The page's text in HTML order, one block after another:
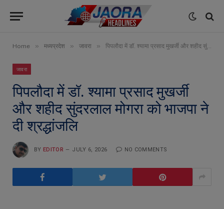
Home » मध्यप्रदेश » जावरा » पिपलौदा में डॉ. श्यामा प्रसाद मुखर्जी और शहीद सुंदरलाल मोगरा को भाजपा ने दी श्रद्धांजलि
जावरा
पिपलौदा में डॉ. श्यामा प्रसाद मुखर्जी
और शहीद सुंदरलाल मोगरा को भाजपा ने
दी श्रद्धांजलि
BY EDITOR JULY 6, 2026 NO COMMENTS